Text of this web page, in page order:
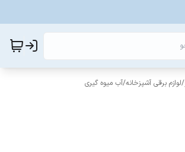
/لوازم برقی آشپزخانه/آب میوه گیری